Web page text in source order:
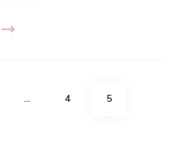
… PAGE
4 PAGE
5